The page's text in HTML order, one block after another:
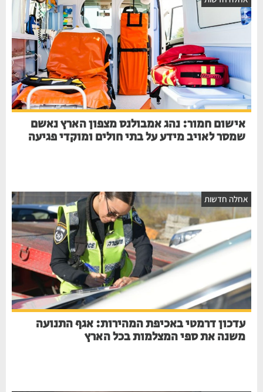
אישום חמור: נהג אמבולנס מצפון הארץ נאשם
שמסר לאויב מידע על בתי חולים ומוקדי פגיעה
חדשות
עדכון דרמטי באכיפת המהירות: אגף התנועה
משנה את ספי המצלמות בכל הארץ